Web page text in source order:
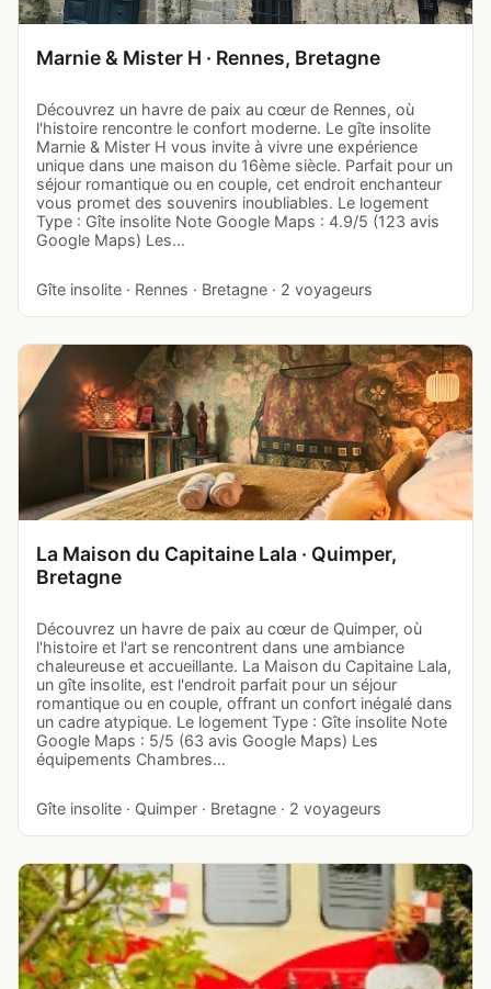
Marnie & Mister H · Rennes, Bretagne
Découvrez un havre de paix au cœur de Rennes, où
l'histoire rencontre le confort moderne. Le gîte insolite
Marnie & Mister H vous invite à vivre une expérience
unique dans une maison du 16ème siècle. Parfait pour un
séjour romantique ou en couple, cet endroit enchanteur
vous promet des souvenirs inoubliables. Le logement
Type : Gîte insolite Note Google Maps : 4.9/5 (123 avis
Google Maps) Les…
Gîte insolite · Rennes · Bretagne · 2 voyageurs
La Maison du Capitaine Lala · Quimper,
Bretagne
Découvrez un havre de paix au cœur de Quimper, où
l'histoire et l'art se rencontrent dans une ambiance
chaleureuse et accueillante. La Maison du Capitaine Lala,
un gîte insolite, est l'endroit parfait pour un séjour
romantique ou en couple, offrant un confort inégalé dans
un cadre atypique. Le logement Type : Gîte insolite Note
Google Maps : 5/5 (63 avis Google Maps) Les
équipements Chambres…
Gîte insolite · Quimper · Bretagne · 2 voyageurs